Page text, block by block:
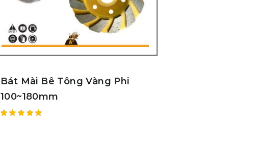
Bát Mài Bê Tông Vàng Phi
100~180mm